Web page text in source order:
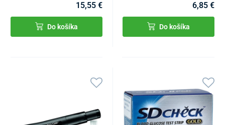
15,55 €
Do košíka
6,85 €
Do košíka